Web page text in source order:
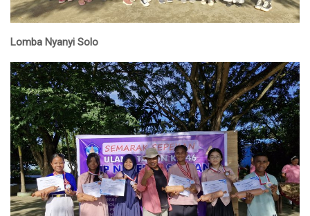
Lomba Nyanyi Solo